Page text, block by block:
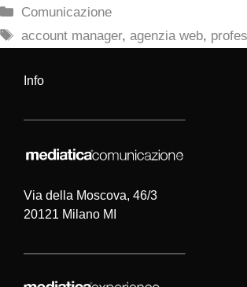
Categorie
Comunicazione
Tag
account manager,agenzia web,
Info
Via della Moscova, 46/3
20121 Milano MI